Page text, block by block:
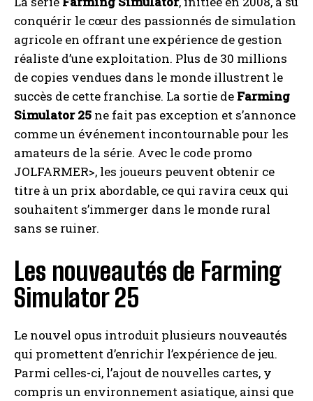
conquérir le cœur des passionnés de simulation
agricole en offrant une expérience de gestion
réaliste d’une exploitation. Plus de 30 millions
de copies vendues dans le monde illustrent le
succès de cette franchise. La sortie de Farming
Simulator 25 ne fait pas exception et s’annonce
comme un événement incontournable pour les
amateurs de la série. Avec le code promo
JOLFARMER>, les joueurs peuvent obtenir ce
titre à un prix abordable, ce qui ravira ceux qui
souhaitent s’immerger dans le monde rural
sans se ruiner.
Les nouveautés de Farming
Simulator 25
Le nouvel opus introduit plusieurs nouveautés
qui promettent d’enrichir l’expérience de jeu.
Parmi celles-ci, l’ajout de nouvelles cartes, y
compris un environnement asiatique, ainsi que